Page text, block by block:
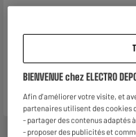
BIENVENUE chez ELECTRO
Afin d'améliorer votre visite, et
partenaires utilisent des cookies
- partager des contenus adaptés
- proposer des publicités et